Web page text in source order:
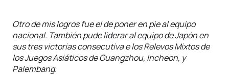
Otro de mis logros fue el de poner en pie al equipo
nacional. También pude liderar al equipo de Japón en
sus tres victorias consecutiva e los Relevos Mixtos de
los Juegos Asiáticos de Guangzhou, Incheon, y
Palembang.